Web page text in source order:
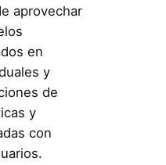
aprovechar
en
y
de
y
con